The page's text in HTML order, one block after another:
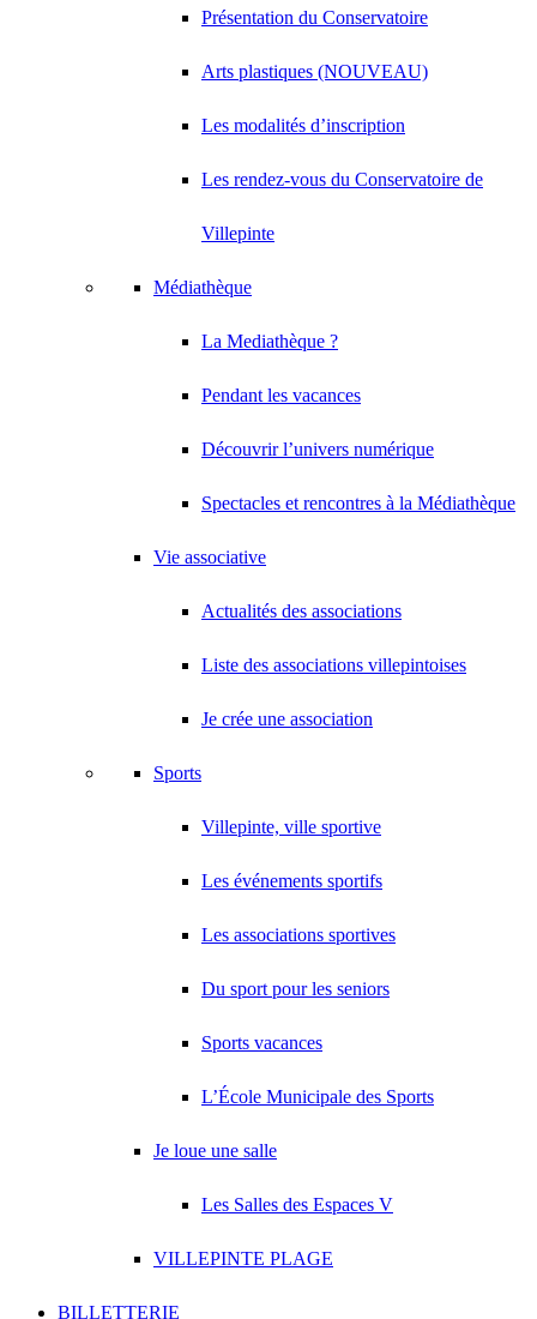
Présentation du Conservatoire
Arts plastiques (NOUVEAU)
Les modalités d’inscription
Les rendez-vous du Conservatoire de
Villepinte
Médiathèque
La Mediathèque ?
Pendant les vacances
Découvrir l’univers numérique
Spectacles et rencontres à la Médiathèque
Vie associative
Actualités des associations
Liste des associations villepintoises
Je crée une association
Sports
Villepinte, ville sportive
Les événements sportifs
Les associations sportives
Du sport pour les seniors
Sports vacances
L’École Municipale des Sports
Je loue une salle
Les Salles des Espaces V
VILLEPINTE PLAGE
BILLETTERIE